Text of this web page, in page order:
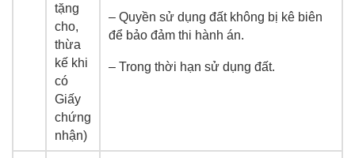
tặng
cho,
thừa
kế khi
có
Giấy
chứng
nhận)
– Quyền sử dụng đất không bị kê biên
để bảo đảm thi hành án.
– Trong thời hạn sử dụng đất.